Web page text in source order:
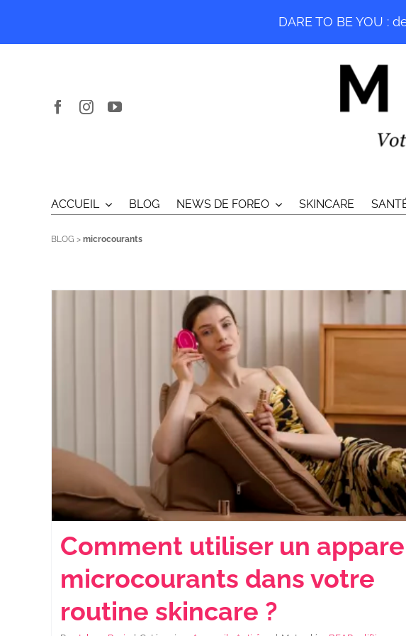
ACCUEIL BLOG NEWS DE FOREO SKINCARE
BLOG > microcourants
Comment utiliser un
microcourants dans votre
routine skincare ?
DARE TO BE YOU :